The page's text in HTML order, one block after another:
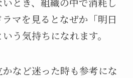
マを見るとなぜか「明日
う気持ちになれます。
など迷った時も参考にな